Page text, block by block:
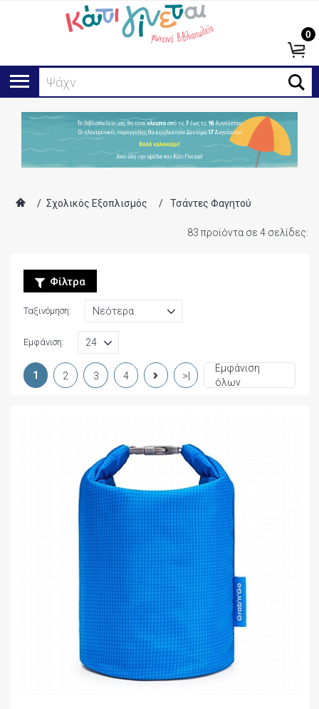
Αναζ
0
/ Σχολικός Εξοπλισμός / Τσάντες Φαγητού
83 προϊόντα σε 4 σελίδες:
Φίλτρα
Ταξινόμηση:
Εμφάνιση:
1 2 3 4 >|
Εμφάνιση
όλων